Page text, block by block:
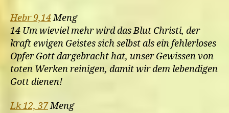
Hebr 9,14Meng
14 Um wieviel mehr wird das Blut Christi, der
kraft ewigen Geistes sich selbst als ein fehlerloses
Opfer Gott dargebracht hat, unser Gewissen von
toten Werken reinigen, damit wir dem lebendigen
Gott dienen!
Lk 12, 37Meng